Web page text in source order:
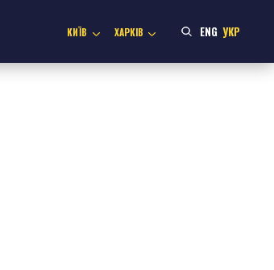
КИЇВ ХАРКІВ ENG УКР